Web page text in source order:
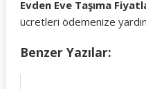
Evden Eve Taşıma
ücretleri ödemenize
Benzer Yazılar: